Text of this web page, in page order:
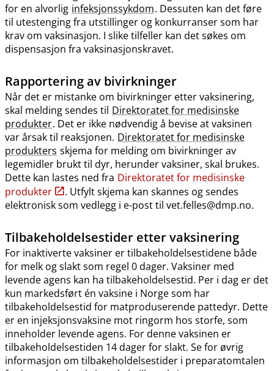
for en alvorlig infeksjonssykdom. Dessuten kan det føre
til utestenging fra utstillinger og konkurranser som har
krav om vaksinasjon. I slike tilfeller kan det søkes om
dispensasjon fra vaksinasjonskravet.
Rapportering av bivirkninger
Når det er mistanke om bivirkninger etter vaksinering,
skal melding sendes til Direktoratet for medisinske
produkter. Det er ikke nødvendig å bevise at vaksinen
var årsak til reaksjonen. Direktoratet for medisinske
produkters skjema for melding om bivirkninger av
legemidler brukt til dyr, herunder vaksiner, skal brukes.
Dette kan lastes ned fra Direktoratet for medisinske
produkter
. Utfylt skjema kan skannes og sendes
elektronisk som vedlegg i e-post til vet.felles@dmp.no.
Tilbakeholdelsestider etter vaksinering
For inaktiverte vaksiner er tilbakeholdelsestidene både
for melk og slakt som regel 0 dager. Vaksiner med
levende agens kan ha tilbakeholdelsestid. Per i dag er det
kun markedsført én vaksine i Norge som har
tilbakeholdelsestid for matproduserende pattedyr. Dette
er en injeksjonsvaksine mot ringorm hos storfe, som
inneholder levende agens. For denne vaksinen er
tilbakeholdelsestiden 14 dager for slakt. Se for øvrig
informasjon om tilbakeholdelsestider i preparatomtalen